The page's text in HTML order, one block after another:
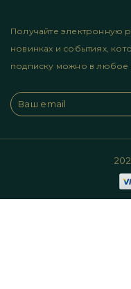
Получайте электронную
новинках и событиях,
подписку можно в любое